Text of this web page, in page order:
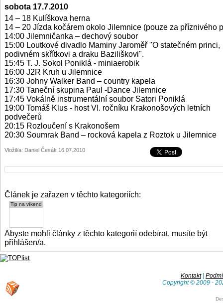
sobota 17.7.2010
14 – 18 Kulíškova herna
14 – 20 Jízda kočárem okolo Jilemnice (pouze za příznivého
14:00 Jilemničanka – dechový soubor
15:00 Loutkové divadlo Maminy Jaroměř "O statečném princi,
podivném skřítkovi a draku Baziliškovi".
15:45 T. J. Sokol Poniklá - miniaerobik
16:00 J2R Kruh u Jilemnice
16:30 Johny Walker Band – country kapela
17:30 Taneční skupina Paul -Dance Jilemnice
17:45 Vokálně instrumentální soubor Satori Poniklá
19:00 Tomáš Klus - host VI. ročníku Krakonošových letních
podvečerů
20:15 Rozloučení s Krakonošem
20:30 Soumrak Band – rocková kapela z Roztok u Jilemnice
Vložil/a: Daniel Česák 16.07.2010
Článek je zařazen v těchto kategoriích:
Abyste mohli články z těchto kategorií odebírat, musíte být
přihlášen/a.
Kontakt|
Copyright © 2009 -